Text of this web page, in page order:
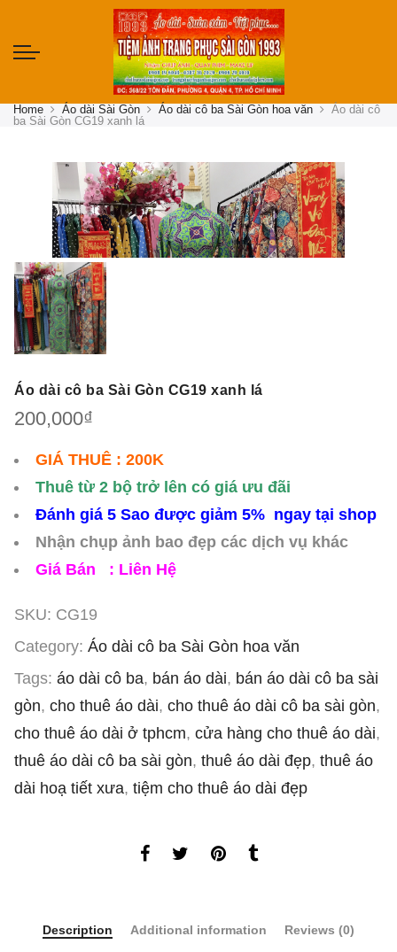
Home Áo dài Sài Gòn Áo dài cô ba Sài Gòn hoa văn
Áo dài cô
ba Sài Gòn CG19 xanh lá
Áo dài cô ba Sài Gòn CG19 xanh lá
200,000₫
GIÁ THUÊ : 200K
Thuê từ 2 bộ trở lên có giá ưu đãi
Đánh giá 5 Sao được giảm 5% ngay tại shop
Nhận chụp ảnh bao đẹp các dịch vụ khác
Giá Bán : Liên Hệ
SKU: CG19
Category: Áo dài cô ba Sài Gòn hoa văn
Tags: áo dài cô ba, bán áo dài, bán áo dài cô ba sài
gòn, cho thuê áo dài, cho thuê áo dài cô ba sài gòn,
cho thuê áo dài ở tphcm, cửa hàng cho thuê áo dài,
thuê áo dài cô ba sài gòn, thuê áo dài đẹp, thuê áo
dài hoạ tiết xưa, tiệm cho thuê áo dài đẹp
Description Additional information Reviews (0)